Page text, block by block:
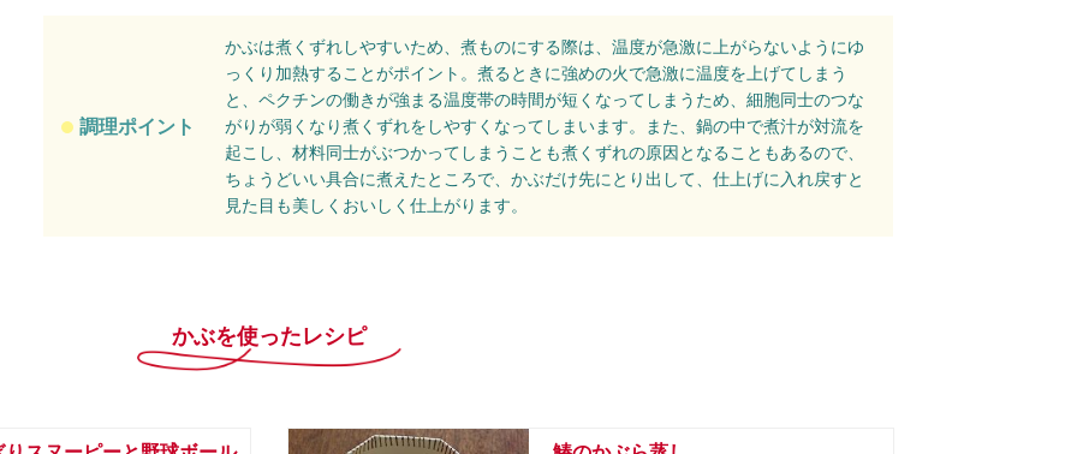
調理ポイント
かぶは煮くずれしやすいため、煮ものにする際は、温度が急激に上がらないようにゆ
っくり加熱することがポイント。煮るときに強めの火で急激に温度を上げてしまう
と、ペクチンの働きが強まる温度帯の時間が短くなってしまうため、細胞同士のつな
がりが弱くなり煮くずれをしやすくなってしまいます。また、鍋の中で煮汁が対流を
起こし、材料同士がぶつかってしまうことも煮くずれの原因となることもあるので、
ちょうどいい具合に煮えたところで、かぶだけ先にとり出して、仕上げに入れ戻すと
見た目も美しくおいしく仕上がります。
かぶを使ったレシピ